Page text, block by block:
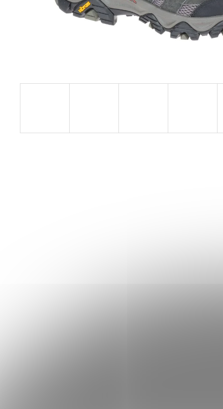
SAUCONY ENDORPHIN AZURA
VIZIRED/BLACK